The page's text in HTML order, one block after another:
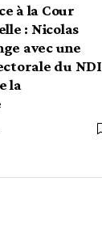
à la Cour
: Nicolas
avec une
du NDI
la